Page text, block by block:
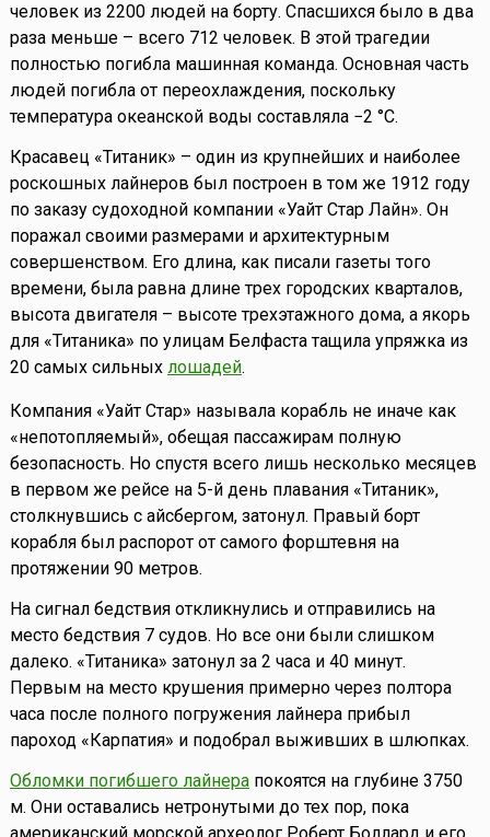
человек из 2200 людей на борту. Спасшихся было в два
раза меньше – всего 712 человек. В этой трагедии
полностью погибла машинная команда. Основная часть
людей погибла от переохлаждения, поскольку
температура океанской воды составляла −2 °С.
Красавец «Титаник» – один из крупнейших и наиболее
роскошных лайнеров был построен в том же 1912 году
по заказу судоходной компании «Уайт Стар Лайн». Он
поражал своими размерами и архитектурным
совершенством. Его длина, как писали газеты того
времени, была равна длине трех городских кварталов,
высота двигателя – высоте трехэтажного дома, а якорь
для «Титаника» по улицам Белфаста тащила упряжка из
20 самых сильных лошадей.
Компания «Уайт Стар» называла корабль не иначе как
«непотопляемый», обещая пассажирам полную
безопасность. Но спустя всего лишь несколько месяцев
в первом же рейсе на 5-й день плавания «Титаник»,
столкнувшись с айсбергом, затонул. Правый борт
корабля был распорот от самого форштевня на
протяжении 90 метров.
На сигнал бедствия откликнулись и отправились на
место бедствия 7 судов. Но все они были слишком
далеко. «Титаника» затонул за 2 часа и 40 минут.
Первым на место крушения примерно через полтора
часа после полного погружения лайнера прибыл
пароход «Карпатия» и подобрал выживших в шлюпках.
Обломки погибшего лайнерапокоятся на глубине 3750
м. Они оставались нетронутыми до тех пор, пока